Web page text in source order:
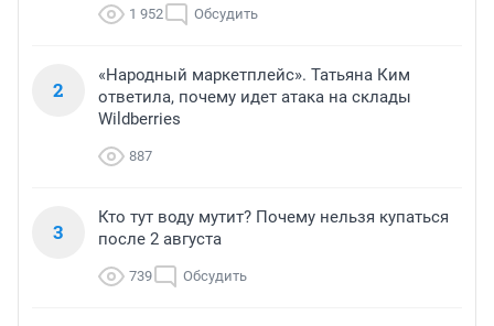
1 952 Обсудить
2
«Народный маркетплейс». Татьяна Ким
ответила, почему идет атака на склады
Wildberries
887
3
Кто тут воду мутит? Почему нельзя купаться
после 2 августа
739 Обсудить